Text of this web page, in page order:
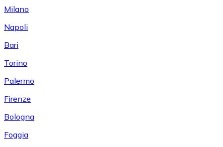
Milano
Napoli
Bari
Torino
Palermo
Firenze
Bologna
Foggia